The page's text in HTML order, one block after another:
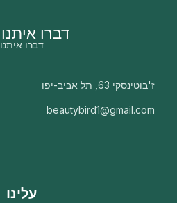
דברו איתנו
דברו איתנו
ז'בוטינסקי 63, תל אביב-יפו
beautybird1@gmail.com
עלינו